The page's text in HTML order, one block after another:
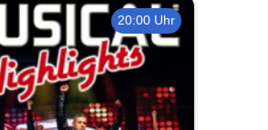
20:00 Uhr